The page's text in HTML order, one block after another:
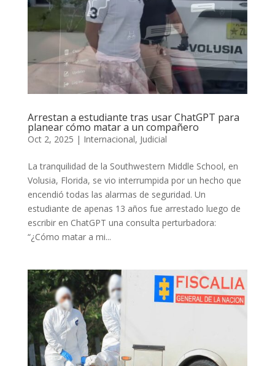
Arrestan a estudiante tras usar ChatGPT para
planear cómo matar a un compañero
Oct 2, 2025 | Internacional, Judicial
La tranquilidad de la Southwestern Middle School, en
Volusia, Florida, se vio interrumpida por un hecho que
encendió todas las alarmas de seguridad. Un
estudiante de apenas 13 años fue arrestado luego de
escribir en ChatGPT una consulta perturbadora:
“¿Cómo matar a mi...